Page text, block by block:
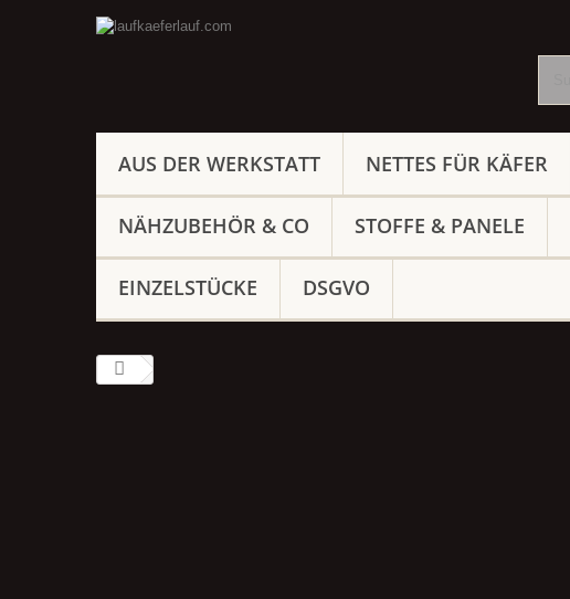
AUS DER WERKSTATT NETTES FÜR KÄFER
NÄHZUBEHÖR & CO STOFFE & PANELE
EINZELSTÜCKE DSGVO